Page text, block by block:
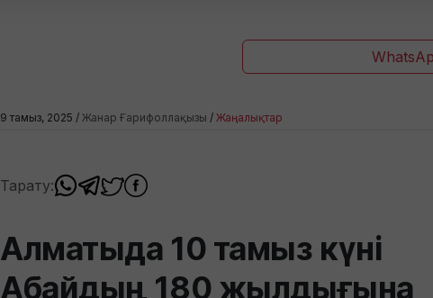
9 тамыз, 2025 / Жанар Ғарифоллақызы / Жаңалықтар
Тарату:
Алматыда 10 тамыз күні
Абайдың 180 жылдығына